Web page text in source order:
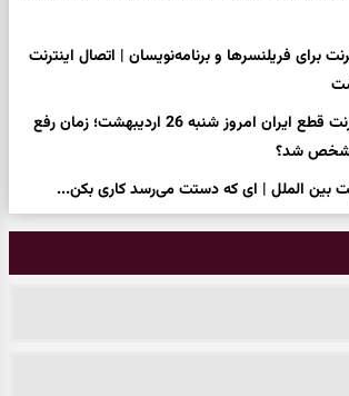
برای فریلنسرها و برنامه‌نویسان | اتصال اینترنت
خبر جدید از اینترنت قطع ایران امروز شنبه 26 اردیبهشت؛ زمان رفع
مشخص شد؟
بین الملل | ای که دستت می‌رسد کاری بکن...